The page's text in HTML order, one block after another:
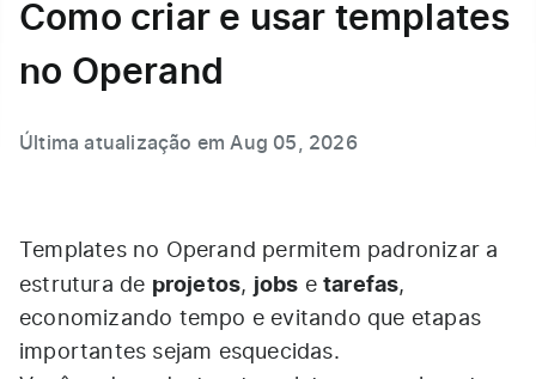
Como criar e usar templates
no Operand
Última atualização em Aug 05, 2026
Templates no Operand permitem padronizar a
estrutura de projetos, jobs etarefas,
economizando tempo e evitando que etapas
importantes sejam esquecidas.​